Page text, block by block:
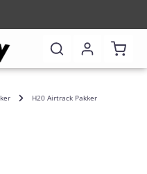
H20 Airtrack Pakker